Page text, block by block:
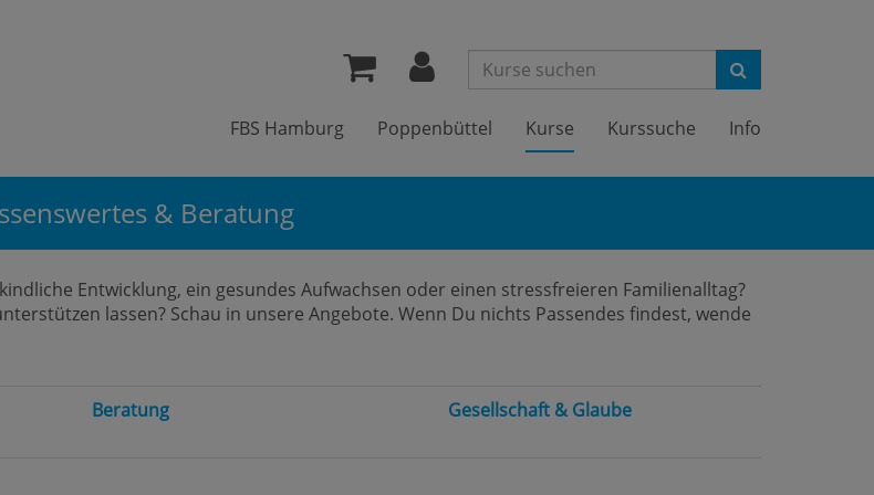
Suchen
FBS Hamburg Poppenbüttel Kurse Kurssuche Info
& Beratung
Entwicklung, ein gesundes Aufwachsen oder einen stressfreieren Familienalltag?
lassen? Schau in unsere Angebote. Wenn Du nichts Passendes findest, wende
Beratung
Gesellschaft & Glaube